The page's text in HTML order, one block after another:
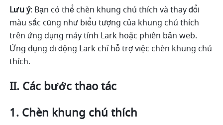
Lưu ý: Bạn có thể chèn khung chú thích và thay đổi
màu sắc cũng như biểu tượng của khung chú thích
trên ứng dụng máy tính Lark hoặc phiên bản web.
Ứng dụng di động Lark chỉ hỗ trợ việc chèn khung chú
thích.
II. Các bước thao tác
Chèn khung chú thích